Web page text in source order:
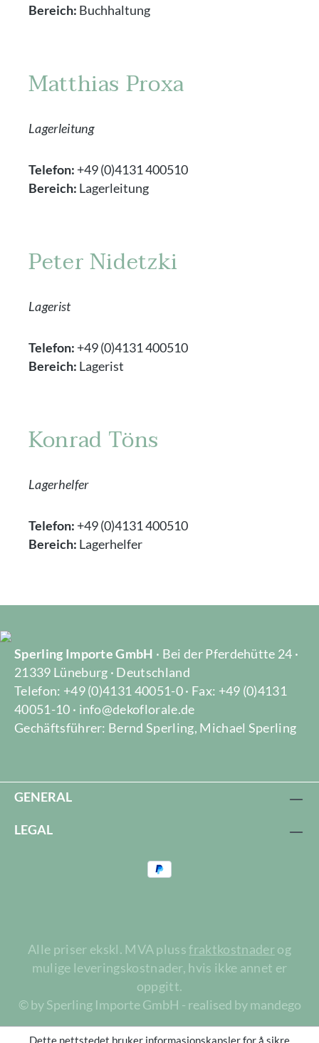
Bereich: Buchhaltung
Matthias Proxa
Lagerleitung
Telefon: +49 (0)4131 400510
Bereich: Lagerleitung
Peter Nidetzki
Lagerist
Telefon: +49 (0)4131 400510
Bereich: Lagerist
Konrad Töns
Lagerhelfer
Telefon: +49 (0)4131 400510
Bereich: Lagerhelfer
Sperling Importe GmbH · Bei der Pferdehütte 24 ·
21339 Lüneburg · Deutschland
Telefon: +49 (0)4131 40051-0 · Fax: +49 (0)4131
40051-10 · info@dekoflorale.de
Gechäftsführer: Bernd Sperling, Michael Sperling
GENERAL
LEGAL
Alle priser ekskl. MVA plussfraktkostnaderog
mulige leveringskostnader, hvis ikke annet er
oppgitt.
© by Sperling Importe GmbH - realised by mandego
Dette nettstedet bruker informasjonskapsler for å sikre